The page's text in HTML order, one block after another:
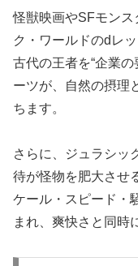
怪獣映画やSFモン
ク・ワールドのdレ
古代の王者を“企業
ーツが、自然の摂理
ちます。
さらに、ジュラシッ
待が怪物を肥大させ
ケール・スピード・
まれ、爽快さと同時